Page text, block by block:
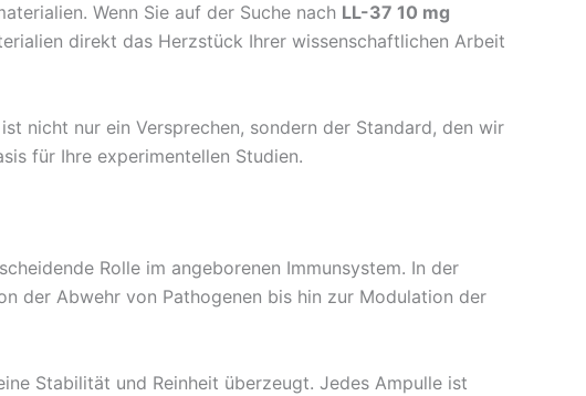
Wenn Sie auf der Suche nach LL-37 10 mg
direkt das Herzstück Ihrer wissenschaftlichen Arbeit
nicht nur ein Versprechen, sondern der Standard, den wir
für Ihre experimentellen Studien.
Rolle im angeborenen Immunsystem. In der
der Abwehr von Pathogenen bis hin zur Modulation der
Stabilität und Reinheit überzeugt. Jedes Ampulle ist